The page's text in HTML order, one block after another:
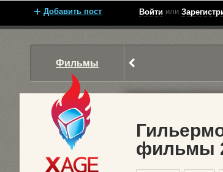
Добавить пост Войти или
Фильмы
фильмы